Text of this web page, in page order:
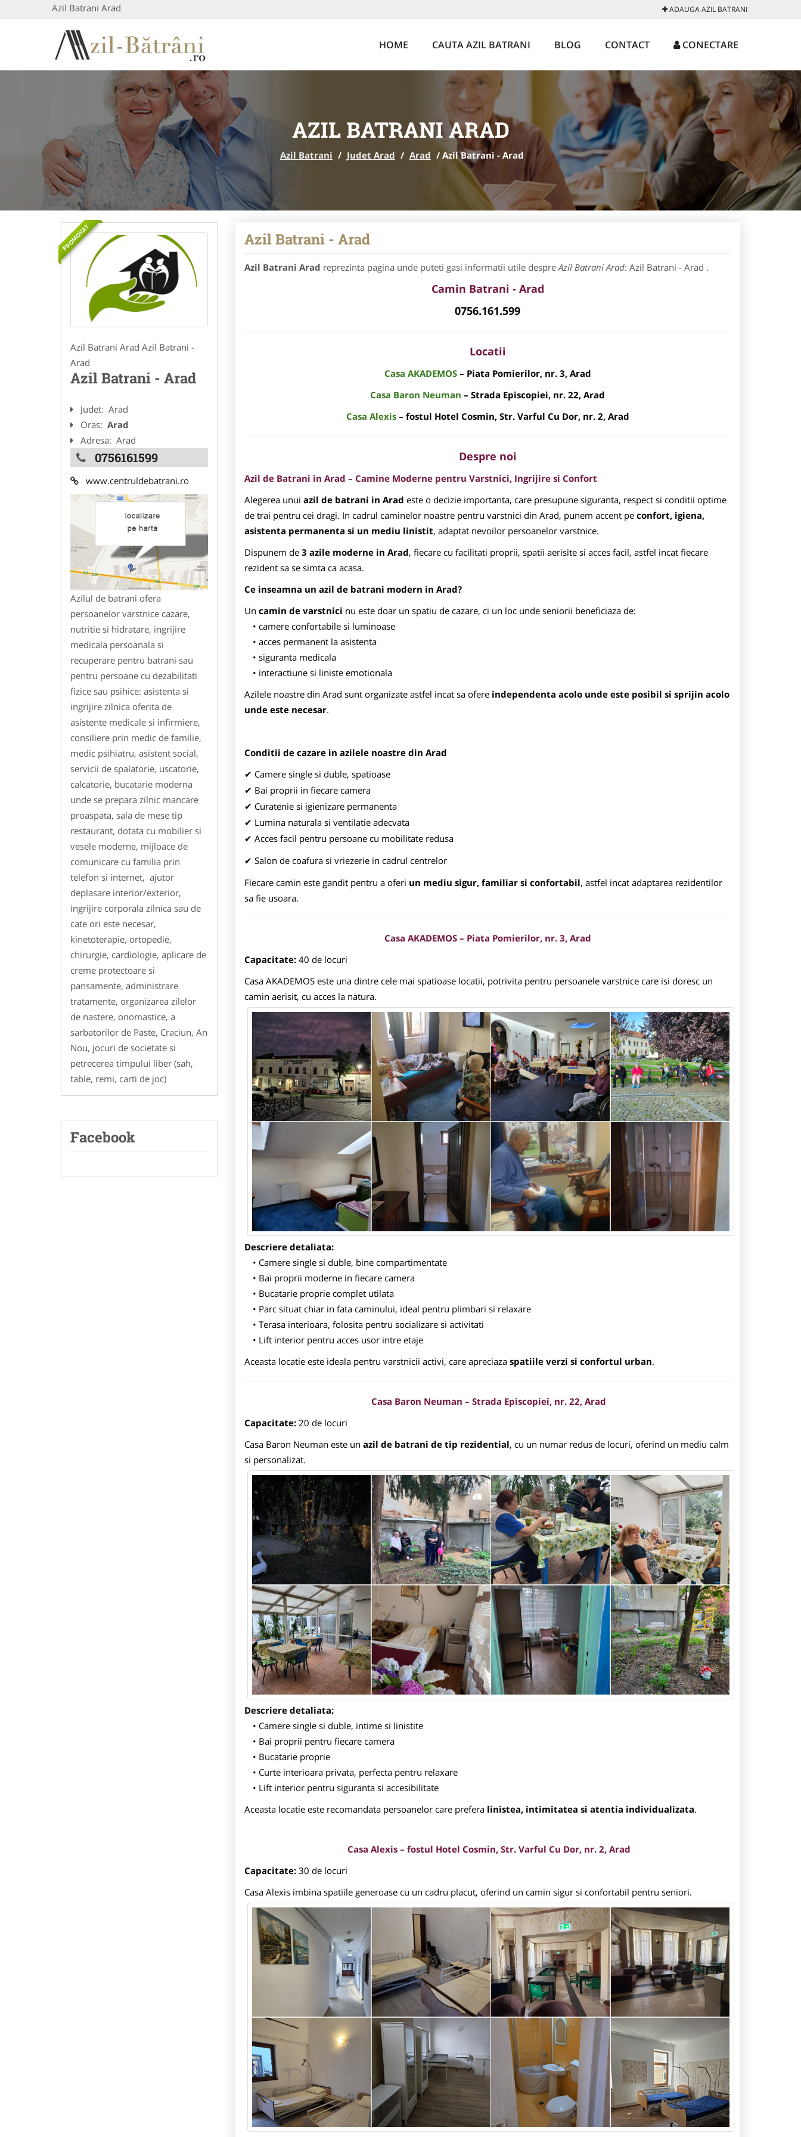
Azil Batrani Arad ADAUGA AZIL BATRANI
HOME CAUTA AZIL BATRANI BLOG CONTACT CONECTARE
AZIL BATRANI ARAD
Azil Batrani / Judet Arad / Arad / Azil Batrani - Arad
PROMOVAT
Azil Batrani Arad Azil Batrani -
Arad
Azil Batrani - Arad
Judet: Arad
Oras: Arad
Adresa: Arad
0756161599
www.centruldebatrani.ro
Azilul de batrani ofera
persoanelor varstnice cazare,
nutritie si hidratare, ingrijire
medicala persoanala si
recuperare pentru batrani sau
pentru persoane cu dezabilitati
fizice sau psihice: asistenta si
ingrijire zilnica oferita de
asistente medicale si infirmiere,
consiliere prin medic de familie,
medic psihiatru, asistent social,
servicii de spalatorie, uscatorie,
calcatorie, bucatarie moderna
unde se prepara zilnic mancare
proaspata, sala de mese tip
restaurant, dotata cu mobilier si
vesele moderne, mijloace de
comunicare cu familia prin
telefon si internet, ajutor
deplasare interior/exterior,
ingrijire corporala zilnica sau de
cate ori este necesar,
kinetoterapie, ortopedie,
chirurgie, cardiologie, aplicare de
creme protectoare si
pansamente, administrare
tratamente, organizarea zilelor
de nastere, onomastice, a
sarbatorilor de Paste, Craciun, An
Nou, jocuri de societate si
petrecerea timpului liber (sah,
table, remi, carti de joc)
Facebook
Azil Batrani - Arad
Azil Batrani Arad reprezinta pagina unde puteti gasi informatii utile despreAzil Batrani Arad: Azil Batrani - Arad .
Camin Batrani - Arad
0756.161.599
Locatii
Casa AKADEMOS– Piata Pomierilor, nr. 3, Arad
Casa Baron Neuman – Strada Episcopiei, nr. 22, Arad
Casa Alexis– fostul Hotel Cosmin, Str. Varful Cu Dor, nr. 2, Arad
Despre noi
Azil de Batrani in Arad – Camine Moderne pentru Varstnici, Ingrijire si Confort
Alegerea unui azil de batrani in Arad este o decizie importanta, care presupune siguranta, respect si conditii optime
de trai pentru cei dragi. In cadrul caminelor noastre pentru varstnici din Arad, punem accent pe confort, igiena,
asistenta permanenta si un mediu linistit, adaptat nevoilor persoanelor varstnice.
Dispunem de 3 azile moderne in Arad, fiecare cu facilitati proprii, spatii aerisite si acces facil, astfel incat fiecare
rezident sa se simta ca acasa.
Ce inseamna un azil de batrani modern in Arad?
Un camin de varstnici nu este doar un spatiu de cazare, ci un loc unde seniorii beneficiaza de:
camere confortabile si luminoase
acces permanent la asistenta
siguranta medicala
interactiune si liniste emotionala
Azilele noastre din Arad sunt organizate astfel incat sa ofere independenta acolo unde este posibil si sprijin acolo
unde este necesar.
Conditii de cazare in azilele noastre din Arad
✔ Camere single si duble, spatioase
✔ Bai proprii in fiecare camera
✔ Curatenie si igienizare permanenta
✔ Lumina naturala si ventilatie adecvata
✔ Acces facil pentru persoane cu mobilitate redusa
✔ Salon de coafura si vriezerie in cadrul centrelor
Fiecare camin este gandit pentru a oferi un mediu sigur, familiar si confortabil, astfel incat adaptarea rezidentilor
sa fie usoara.
Casa AKADEMOS – Piata Pomierilor, nr. 3, Arad
Capacitate:40 de locuri
Casa AKADEMOS este una dintre cele mai spatioase locatii, potrivita pentru persoanele varstnice care isi doresc un
camin aerisit, cu acces la natura.
Descriere detaliata:
Camere single si duble, bine compartimentate
Bai proprii moderne in fiecare camera
Bucatarie proprie complet utilata
Parc situat chiar in fata caminului, ideal pentru plimbari si relaxare
Terasa interioara, folosita pentru socializare si activitati
Lift interior pentru acces usor intre etaje
Aceasta locatie este ideala pentru varstnicii activi, care apreciaza spatiile verzi si confortul urban.
Casa Baron Neuman – Strada Episcopiei, nr. 22, Arad
Capacitate:20 de locuri
Casa Baron Neuman este un azil de batrani de tip rezidential, cu un numar redus de locuri, oferind un mediu calm
si personalizat.
Descriere detaliata:
Camere single si duble, intime si linistite
Bai proprii pentru fiecare camera
Bucatarie proprie
Curte interioara privata, perfecta pentru relaxare
Lift interior pentru siguranta si accesibilitate
Aceasta locatie este recomandata persoanelor care prefera linistea, intimitatea si atentia individualizata.
Casa Alexis – fostul Hotel Cosmin, Str. Varful Cu Dor, nr. 2, Arad
Capacitate:30 de locuri
Casa Alexis imbina spatiile generoase cu un cadru placut, oferind un camin sigur si confortabil pentru seniori.